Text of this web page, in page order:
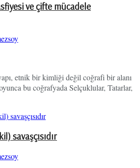
ve çifte mücadele
etnik bir kimliği değil coğrafi bir alanı
bu coğrafyada Selçuklular, Tatarlar,
savaşçısıdır